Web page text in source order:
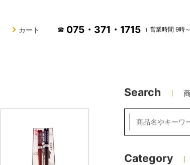
カート ☎ 075・371・1715 （ 営業時間 9時～
Search
Category